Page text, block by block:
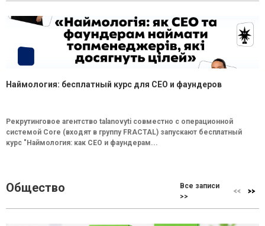
Наймология: бесплатный курс для CEO и фаундеров
Рекрутинговое агентство talanovyti совместно с операционной
системой Core (входят в группу FRACTAL) запускают бесплатный
курс "Наймология: как СEO и фаундерам...
Общество
Все записи
>>